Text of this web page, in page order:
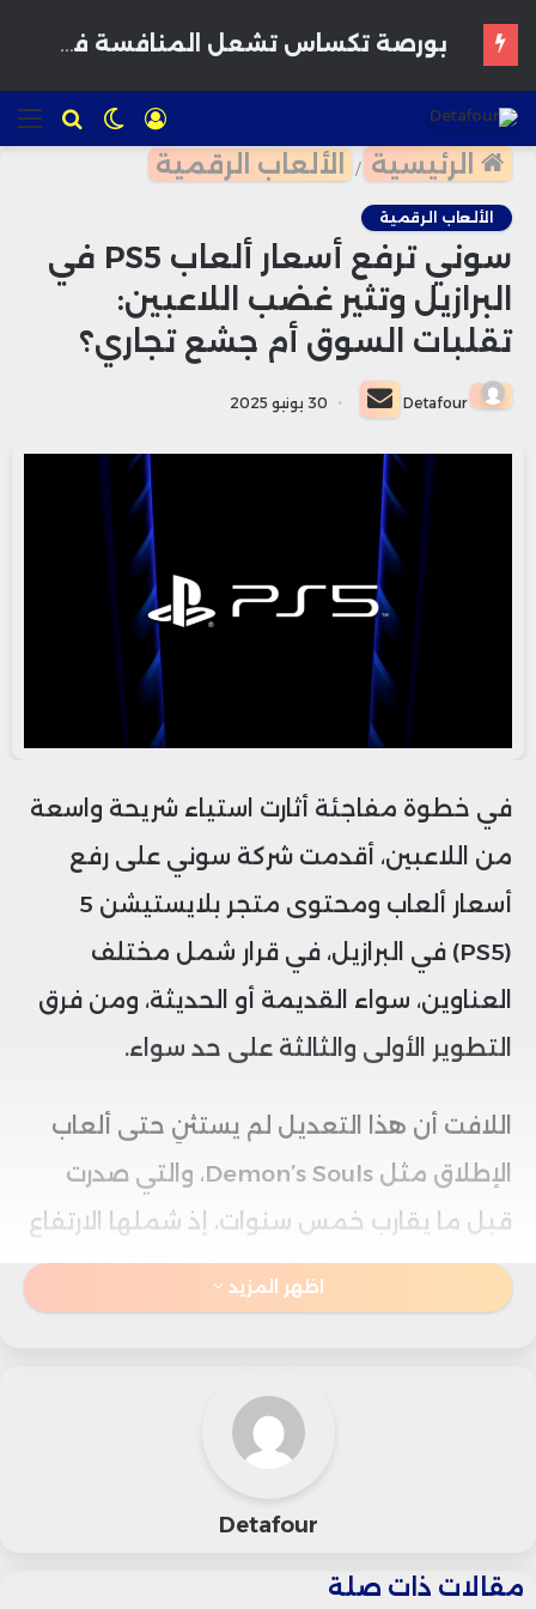
للبحث الوضع
المظلم
تسجيل
الدخول
الرئيسية / الألعاب الرقمية
الألعاب الرقمية
سوني ترفع أسعار ألعاب PS5 في
البرازيل وتثير غضب اللاعبين:
تقلبات السوق أم جشع تجاري؟
Detafour
أرسل
بريدا
إلكترونيا
30 يونيو 2025
في خطوة مفاجئة أثارت استياء شريحة واسعة
من اللاعبين، أقدمت شركة سوني على رفع
أسعار ألعاب ومحتوى متجر بلايستيشن 5
(PS5) في البرازيل، في قرار شمل مختلف
العناوين، سواء القديمة أو الحديثة، ومن فرق
التطوير الأولى والثالثة على حد سواء.
اللافت أن هذا التعديل لم يستثنِ حتى ألعاب
الإطلاق مثل Demon’s Souls، والتي صدرت
قبل ما يقارب خمس سنوات، إذ شملها الارتفاع
ضمن الزيادة العامة التي فرضتها الشركة على
المتجر المحلي.
وأمام موجة الانتقادات الواسعة، سارعت سوني
إلى تبرير القرار، معتبرة أن الخطوة جاءت
اظهر المزيد
Detafour
مقالات ذات صلة